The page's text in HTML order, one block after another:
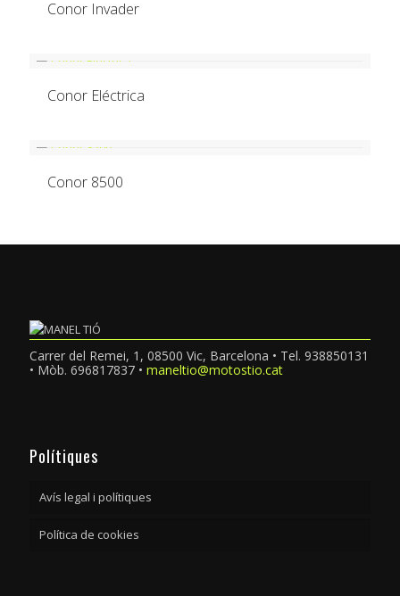
Conor Invader
Conor Eléctrica
Conor 8500
Carrer del Remei, 1, 08500 Vic, Barcelona • Tel. 938850131
• Mòb. 696817837 • maneltio@motostio.cat
Polítiques
Avís legal i polítiques
Política de cookies